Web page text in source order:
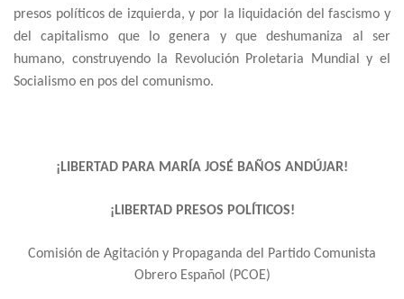
presos políticos de izquierda, y por la liquidación del fascismo y
del capitalismo que lo genera y que deshumaniza al ser
humano, construyendo la Revolución Proletaria Mundial y el
Socialismo en pos del comunismo.
¡LIBERTAD PARA MARÍA JOSÉ BAÑOS ANDÚJAR!
¡LIBERTAD PRESOS POLÍTICOS!
Comisión de Agitación y Propaganda del Partido Comunista
Obrero Español (PCOE)